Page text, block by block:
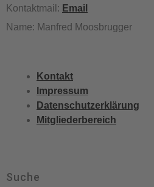
Kontaktmail: Email
Name: Manfred Moosbrugger
Kontakt
Impressum
Datenschutzerklärung
Mitgliederbereich
Suche